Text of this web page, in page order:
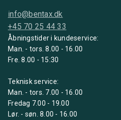
info@bentax.dk
+45 70 25 44 33
Åbningstider i kundeservice:
Man. - tors. 8.00 - 16.00
Fre. 8.00 - 15:30
Teknisk service:
Man. - tors. 7.00 - 16.00
Fredag 7.00 - 19.00
Lør. - søn. 8.00 - 16.00